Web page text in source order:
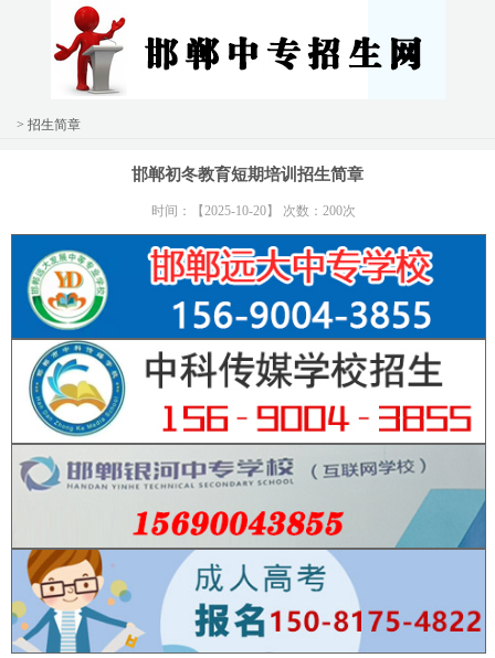
> 招生简章
邯郸初冬教育短期培训招生简章
时间：【2025-10-20】 次数：200次